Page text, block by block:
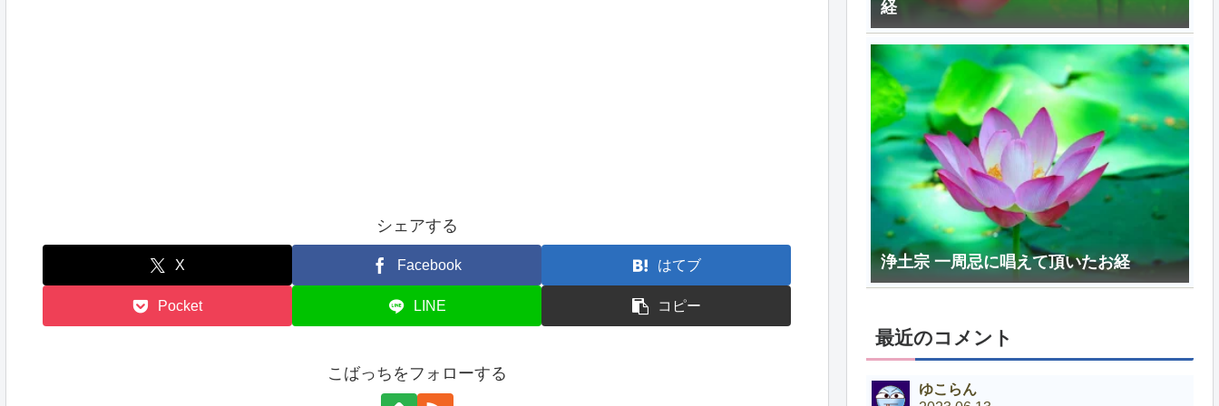
シェアする
X Facebook はてブ
Pocket LINE コピー
こばっちをフォローする
経
浄土宗 一周忌に唱えて頂いたお経
最近のコメント
ゆこらん